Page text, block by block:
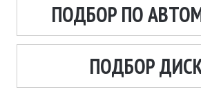
ПОДБОР ПО
ПОДБОР